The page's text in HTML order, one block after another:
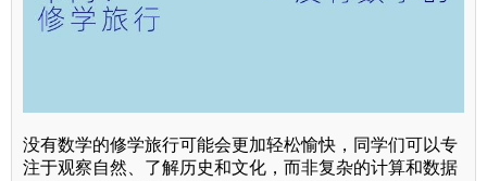
没有数学的修学旅行可能会更加轻松愉快，同学们可以专
注于观察自然、了解历史和文化，而非复杂的计算和数据